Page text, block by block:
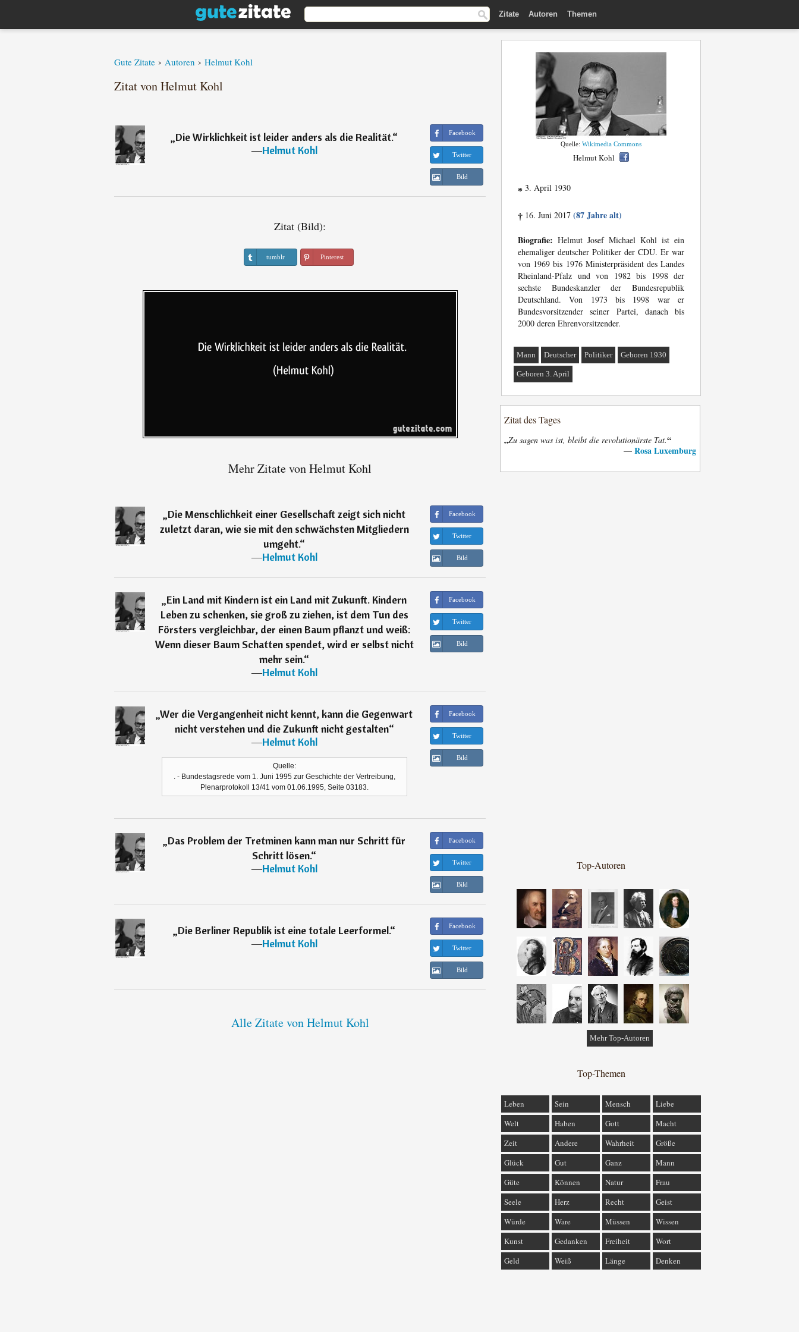
Zitate Autoren Themen
Gute Zitate › Autoren › Helmut Kohl
Zitat von Helmut Kohl
„Die Wirklichkeit ist leider anders als die Realität.“
―Helmut Kohl
Facebook
Twitter
Bild
Zitat (Bild):
tumblr Pinterest
Mehr Zitate von Helmut Kohl
„Die Menschlichkeit einer Gesellschaft zeigt sich nicht
zuletzt daran, wie sie mit den schwächsten Mitgliedern
umgeht.“
―Helmut Kohl
Facebook
Twitter
Bild
„Ein Land mit Kindern ist ein Land mit Zukunft. Kindern
Leben zu schenken, sie groß zu ziehen, ist dem Tun des
Försters vergleichbar, der einen Baum pflanzt und weiß:
Wenn dieser Baum Schatten spendet, wird er selbst nicht
mehr sein.“
―Helmut Kohl
Facebook
Twitter
Bild
„Wer die Vergangenheit nicht kennt, kann die Gegenwart
nicht verstehen und die Zukunft nicht gestalten“
―Helmut Kohl
Quelle:
. - Bundestagsrede vom 1. Juni 1995 zur Geschichte der Vertreibung,
Plenarprotokoll 13/41 vom 01.06.1995, Seite 03183.
Facebook
Twitter
Bild
„Das Problem der Tretminen kann man nur Schritt für
Schritt lösen.“
―Helmut Kohl
Facebook
Twitter
Bild
„Die Berliner Republik ist eine totale Leerformel.“
―Helmut Kohl
Facebook
Twitter
Bild
Alle Zitate von Helmut Kohl
Quelle: Wikimedia Commons
Helmut Kohl
* 3. April 1930
† 16. Juni 2017 (87 Jahre alt)
Biografie: Helmut Josef Michael Kohl ist ein
ehemaliger deutscher Politiker der CDU. Er war
von 1969 bis 1976 Ministerpräsident des Landes
Rheinland-Pfalz und von 1982 bis 1998 der
sechste Bundeskanzler der Bundesrepublik
Deutschland. Von 1973 bis 1998 war er
Bundesvorsitzender seiner Partei, danach bis
2000 deren Ehrenvorsitzender.
Mann Deutscher Politiker Geboren 1930
Geboren 3. April
Zitat des Tages
„Zu sagen was ist, bleibt die revolutionärste Tat.“
— Rosa Luxemburg
Top-Autoren
Mehr Top-Autoren
Top-Themen
Leben Sein Mensch
Liebe
Welt
Haben Gott
Macht
Zeit
Andere Wahrheit
Größe
Glück
Gut Ganz
Mann
Güte
Können Natur
Frau
Seele
Herz Recht
Geist
Würde
Ware Müssen
Wissen
Kunst
Gedanken Freiheit
Wort
Geld
Weiß Länge Denken